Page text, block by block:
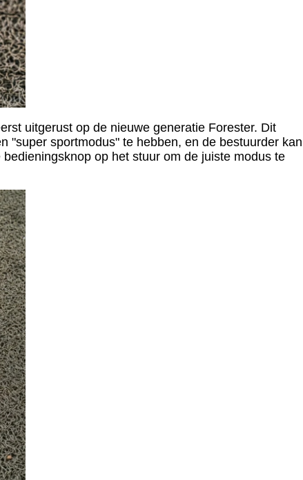
uitgerust op de nieuwe generatie Forester. Dit
"super sportmodus" te hebben, en de bestuurder kan
op het stuur om de juiste modus te